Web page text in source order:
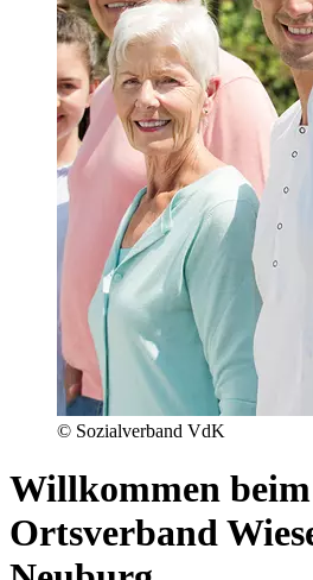
© Sozialverband VdK
Willkommen
Ortsverband